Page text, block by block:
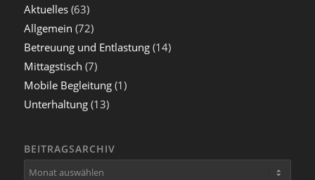
Aktuelles(63)
Allgemein (72)
Betreuung und Entlastung(14)
Mittagstisch (7)
Mobile Begleitung(1)
Unterhaltung(13)
BEITRAGSARCHIV